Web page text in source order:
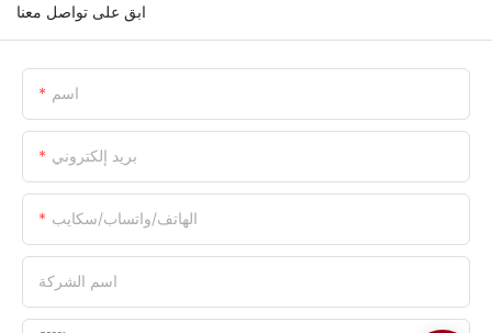
ابق على تواصل معنا
اسم
بريد إلكتروني
الهاتف/واتساب/سكايب
اسم الشركة